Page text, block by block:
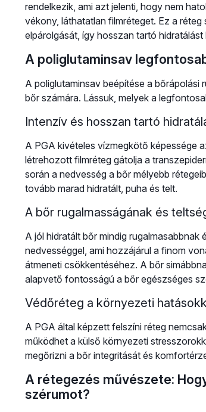
rendelkezik, ami azt jelenti, hogy nem
vékony, láthatatlan filmréteget. Ez a
elpárolgását, így hosszan tartó hidratálást
A poliglutaminsav
A poliglutaminsav beépítése a bőrápolási
bőr számára. Lássuk, melyek a
Intenzív és hosszan tartó
A PGA kivételes vízmegkötő képessége
létrehozott filmréteg gátolja a
során a nedvesség a bőr mélyebb
tovább marad hidratált, puha és telt.
A bőr rugalmasságának és
A jól hidratált bőr mindig
nedvességgel, ami hozzájárul a finom
átmeneti csökkentéséhez. A bőr
alapvető fontosságú a bőr egészséges
Védőréteg a környezeti
A PGA által képzett felszíni réteg
működhet a külső környezeti
megőrizni a bőr integritását és
A rétegezés művészete:
szérumot?